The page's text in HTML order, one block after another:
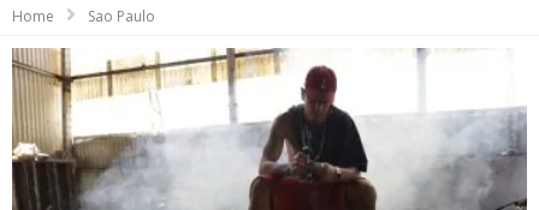
Home Sao Paulo